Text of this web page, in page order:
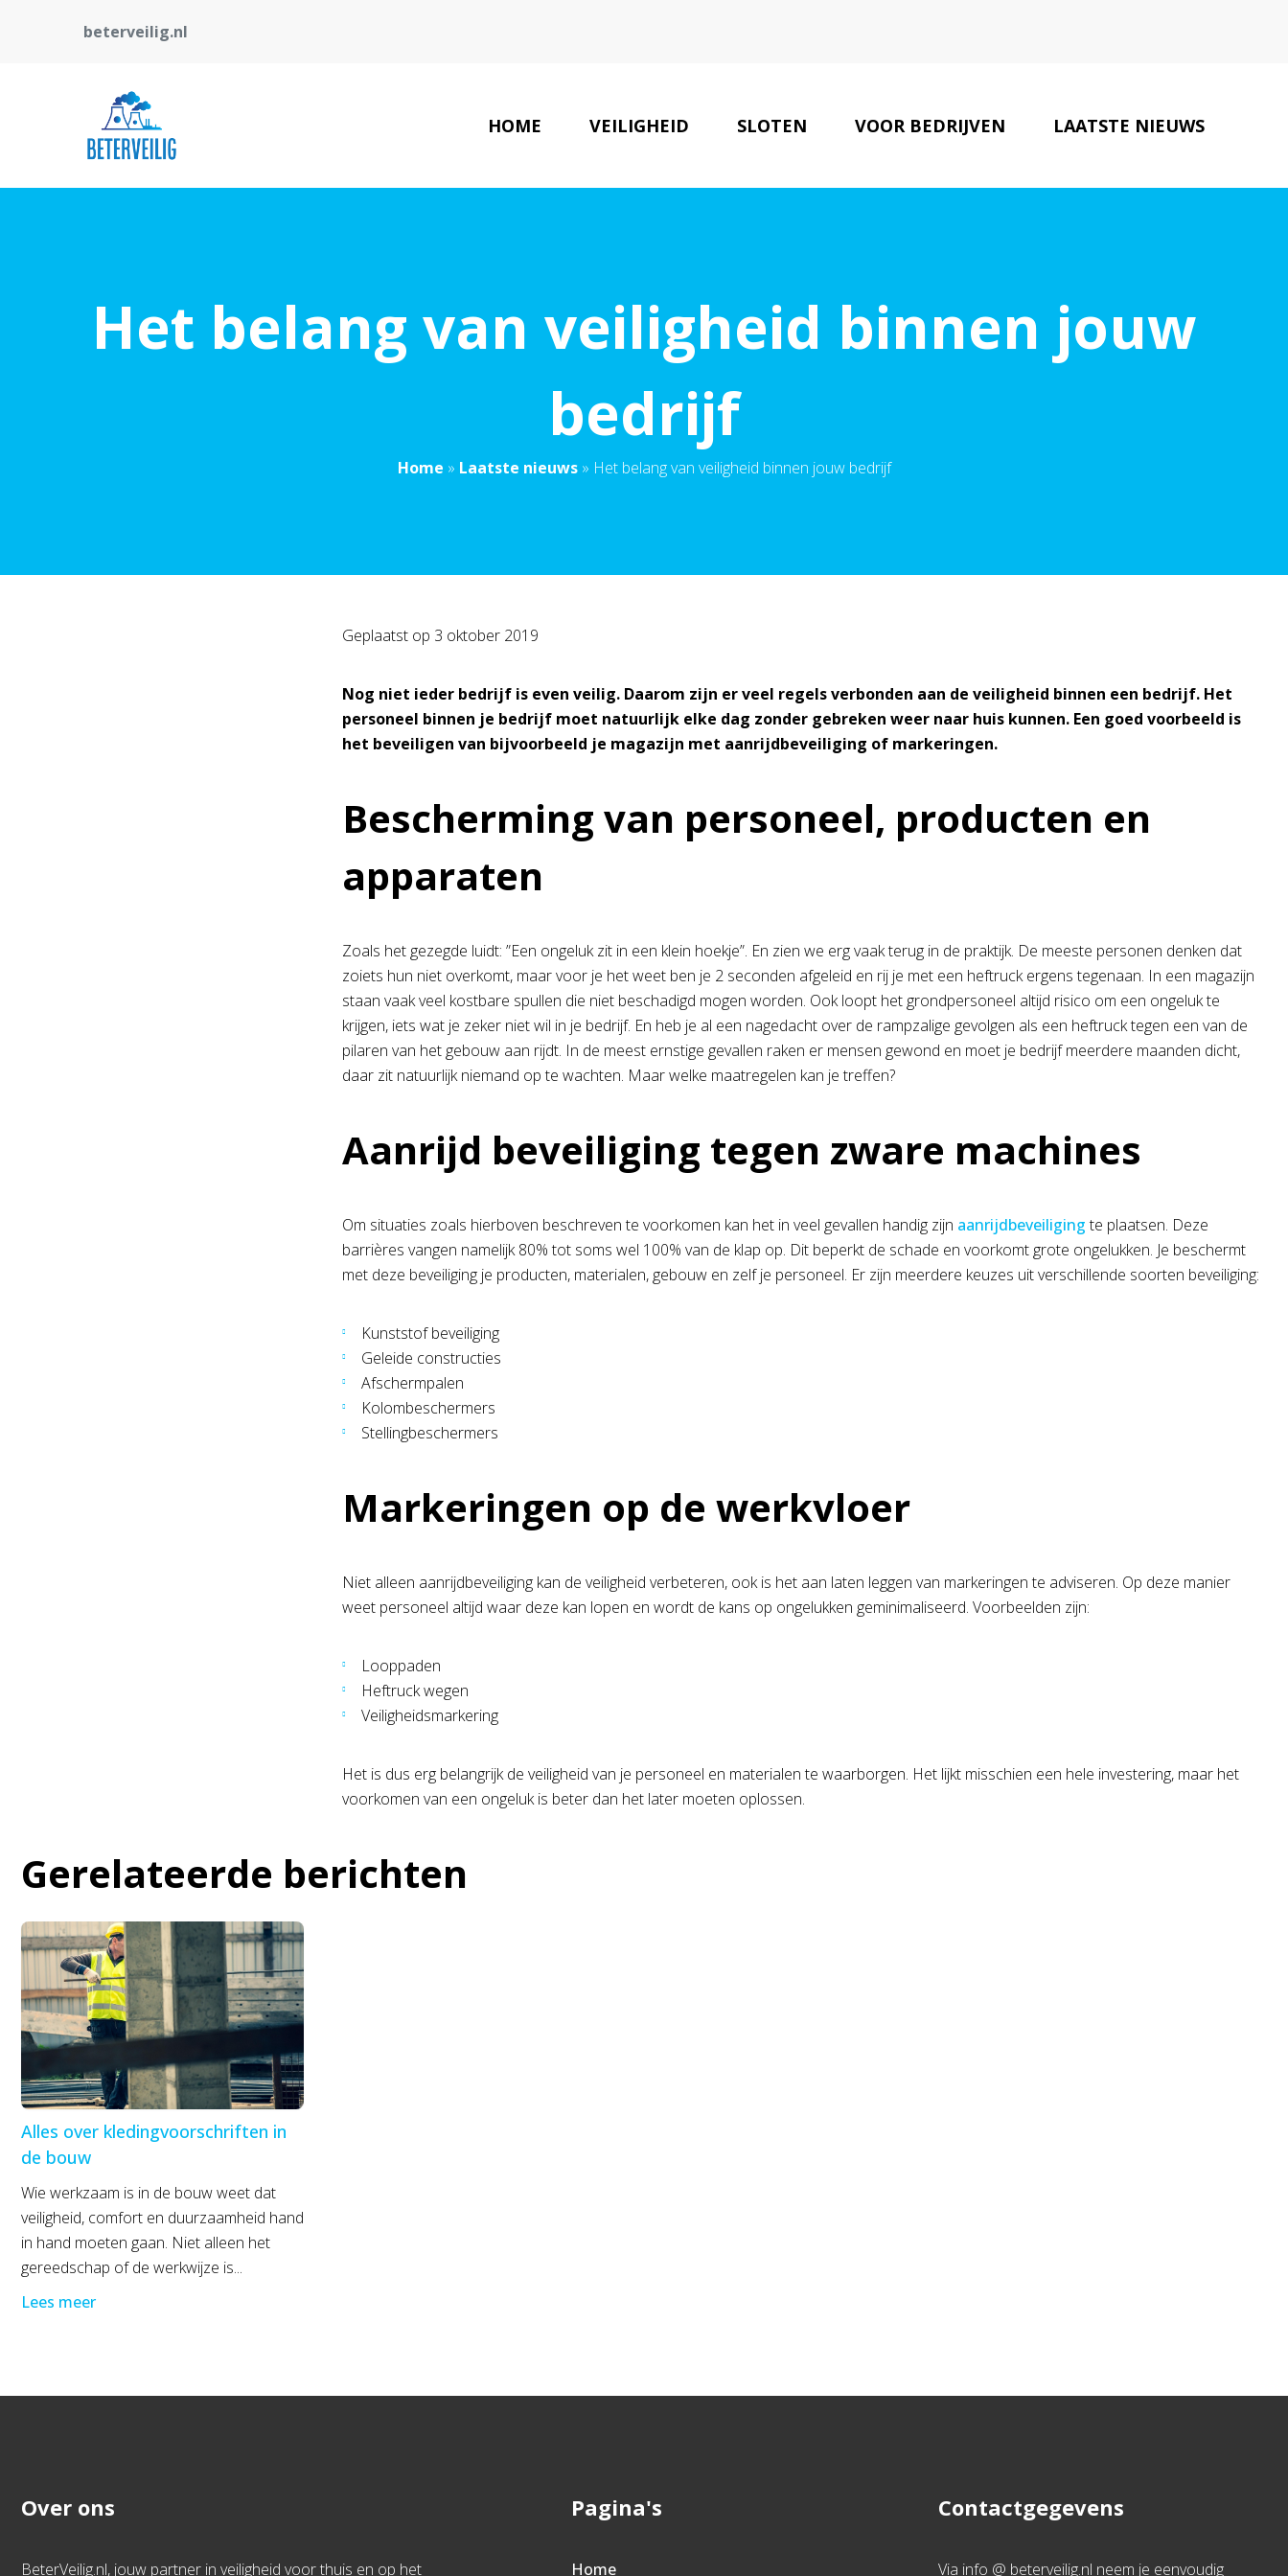
beterveilig.nl
HOME VEILIGHEID SLOTEN VOOR BEDRIJVEN LAATSTE NIEUWS
Het belang van veiligheid binnen jouw
bedrijf
Home » Laatste nieuws» Het belang van veiligheid binnen jouw bedrijf
Geplaatst op 3 oktober 2019
Nog niet ieder bedrijf is even veilig. Daarom zijn er veel regels verbonden aan de veiligheid binnen een bedrijf. Het
personeel binnen je bedrijf moet natuurlijk elke dag zonder gebreken weer naar huis kunnen. Een goed voorbeeld is
het beveiligen van bijvoorbeeld je magazijn met aanrijdbeveiliging of markeringen.
Bescherming van personeel, producten en
apparaten
Zoals het gezegde luidt: ”Een ongeluk zit in een klein hoekje”. En zien we erg vaak terug in de praktijk. De meeste personen denken dat
zoiets hun niet overkomt, maar voor je het weet ben je 2 seconden afgeleid en rij je met een heftruck ergens tegenaan. In een magazijn
staan vaak veel kostbare spullen die niet beschadigd mogen worden. Ook loopt het grondpersoneel altijd risico om een ongeluk te
krijgen, iets wat je zeker niet wil in je bedrijf. En heb je al een nagedacht over de rampzalige gevolgen als een heftruck tegen een van de
pilaren van het gebouw aan rijdt. In de meest ernstige gevallen raken er mensen gewond en moet je bedrijf meerdere maanden dicht,
daar zit natuurlijk niemand op te wachten. Maar welke maatregelen kan je treffen?
Aanrijd beveiliging tegen zware machines
Om situaties zoals hierboven beschreven te voorkomen kan het in veel gevallen handig zijn aanrijdbeveiligingte plaatsen. Deze
barrières vangen namelijk 80% tot soms wel 100% van de klap op. Dit beperkt de schade en voorkomt grote ongelukken. Je beschermt
met deze beveiliging je producten, materialen, gebouw en zelf je personeel. Er zijn meerdere keuzes uit verschillende soorten beveiliging:
Kunststof beveiliging
Geleide constructies
Afschermpalen
Kolombeschermers
Stellingbeschermers
Markeringen op de werkvloer
Niet alleen aanrijdbeveiliging kan de veiligheid verbeteren, ook is het aan laten leggen van markeringen te adviseren. Op deze manier
weet personeel altijd waar deze kan lopen en wordt de kans op ongelukken geminimaliseerd. Voorbeelden zijn:
Looppaden
Heftruck wegen
Veiligheidsmarkering
Het is dus erg belangrijk de veiligheid van je personeel en materialen te waarborgen. Het lijkt misschien een hele investering, maar het
voorkomen van een ongeluk is beter dan het later moeten oplossen.
Gerelateerde berichten
Alles over kledingvoorschriften in
de bouw
Wie werkzaam is in de bouw weet dat
veiligheid, comfort en duurzaamheid hand
in hand moeten gaan. Niet alleen het
gereedschap of de werkwijze is...
Lees meer
Over ons
BeterVeilig.nl, jouw partner in veiligheid voor thuis en op het
Pagina's
Home
Contactgegevens
Via info @ beterveilig.nl neem je eenvoudig